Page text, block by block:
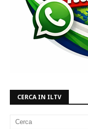
CERCA IN ILTV